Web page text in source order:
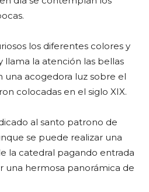
los diferentes colores y
llama la atención las bellas
una acogedora luz sobre el
colocadas en el siglo XIX.
al santo patrono de
se puede realizar una
la catedral pagando entrada
una hermosa panorámica de